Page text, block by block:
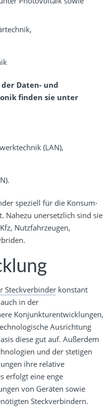
Daten- und
finden sie unter
(LAN),
speziell für die Konsum-
Nahezu unersetzlich sind sie
Nutzfahrzeugen,
Steckverbinder konstant
in der
Konjunkturentwicklungen,
Ausrichtung
diese gut auf. Außerdem
und der stetigen
ihre relative
erfolgt eine enge
von Geräten sowie
Steckverbindern.